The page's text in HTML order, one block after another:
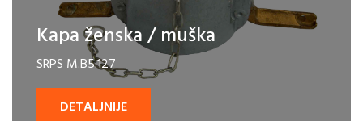
Kapa ženska / muška
SRPS M.B5.127
DETALJNIJE